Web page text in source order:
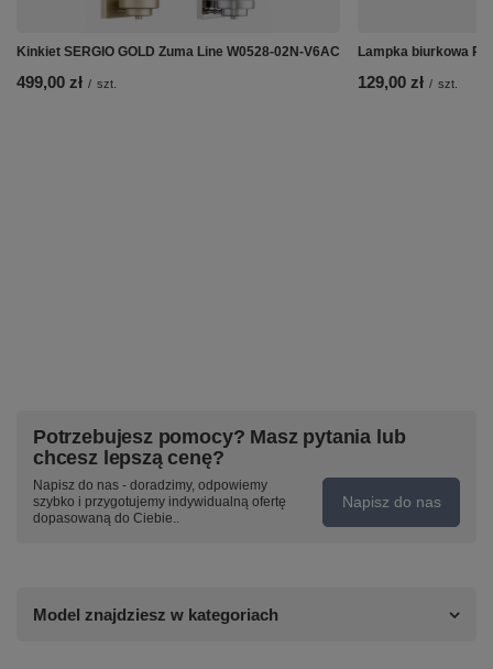
Kinkiet SERGIO GOLD Zuma Line W0528-02N-V6AC
499,00 zł / szt.
Lampka biurkowa
129,00 zł / szt.
Potrzebujesz pomocy? Masz pytania lub
chcesz lepszą cenę?
Napisz do nas - doradzimy, odpowiemy
szybko i przygotujemy indywidualną ofertę
dopasowaną do Ciebie..
Napisz do nas
Model znajdziesz w kategoriach